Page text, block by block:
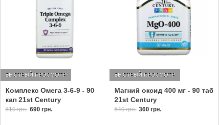
Комплекс Омега 3-6-9 - 90
кап 21st Century
БЫСТРЫЙ ПРОСМОТР
810 грн. 690 грн.
Магний оксид 400 мг - 90 таб
21st Century
БЫСТРЫЙ ПРОСМОТР
540 грн. 360 грн.